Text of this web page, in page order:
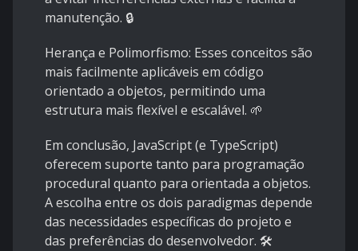
manutenção. 🔒
Herança e Polimorfismo: Esses conceitos são
mais facilmente aplicáveis em código
orientado a objetos, permitindo uma
estrutura mais flexível e escalável. 🌱
Em conclusão, JavaScript (e TypeScript)
oferecem suporte tanto para programação
procedural quanto para orientada a objetos.
A escolha entre os dois paradigmas depende
das necessidades específicas do projeto e
das preferências do desenvolvedor. 🛠️